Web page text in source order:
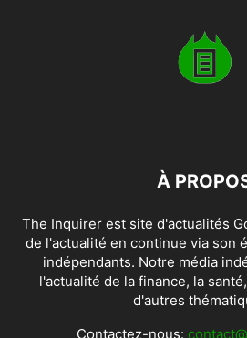
À
The Inquirer est site d'actualités
de l'actualité en continue via son
indépendants. Notre média
l'actualité de la finance, la
d'autres
Contactez-nous: